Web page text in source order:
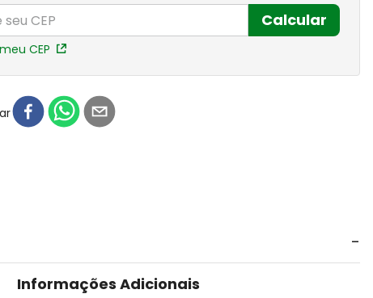
Calcular
CEP
Informações Adicionais